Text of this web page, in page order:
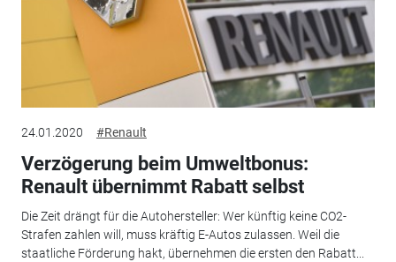
24.01.2020 #Renault
Verzögerung beim Umweltbonus:
Renault übernimmt Rabatt selbst
Die Zeit drängt für die Autohersteller: Wer künftig keine CO2-
Strafen zahlen will, muss kräftig E-Autos zulassen. Weil die
staatliche Förderung hakt, übernehmen die ersten den Rabatt...